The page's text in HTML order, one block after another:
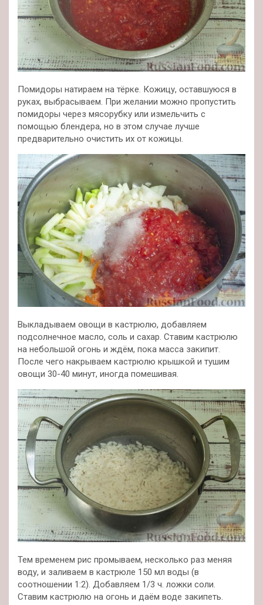
Помидоры натираем на тёрке. Кожицу, оставшуюся в
руках, выбрасываем. При желании можно пропустить
помидоры через мясорубку или измельчить с
помощью блендера, но в этом случае лучше
предварительно очистить их от кожицы.
Выкладываем овощи в кастрюлю, добавляем
подсолнечное масло, соль и сахар. Ставим кастрюлю
на небольшой огонь и ждём, пока масса закипит.
После чего накрываем кастрюлю крышкой и тушим
овощи 30-40 минут, иногда помешивая.
Тем временем рис промываем, несколько раз меняя
воду, и заливаем в кастрюле 150 мл воды (в
соотношении 1:2). Добавляем 1/3 ч. ложки соли.
Ставим кастрюлю на огонь и даём воде закипеть.